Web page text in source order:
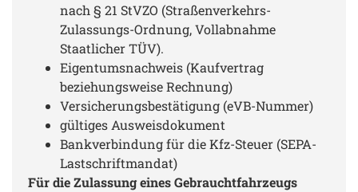
nach § 21 StVZO (Straßenverkehrs-
Zulassungs-Ordnung, Vollabnahme
Staatlicher TÜV).
Eigentumsnachweis (Kaufvertrag
beziehungsweise Rechnung)
Versicherungsbestätigung (eVB-Nummer)
gültiges Ausweisdokument
Bankverbindung für die Kfz-Steuer (SEPA-
Lastschriftmandat)
Für die Zulassung eines Gebrauchtfahrzeugs